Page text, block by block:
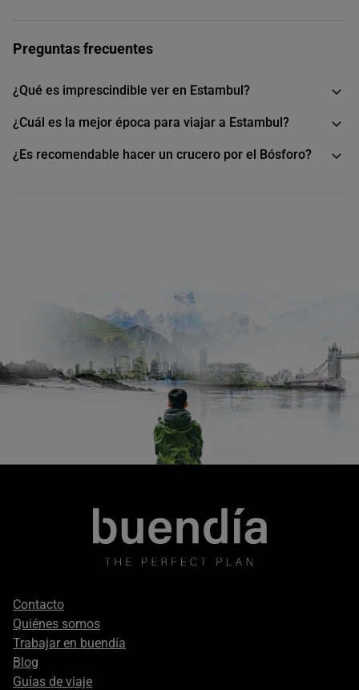
Preguntas frecuentes
¿Qué es imprescindible ver en Estambul?
¿Cuál es la mejor época para viajar a Estambul?
¿Es recomendable hacer un crucero por el Bósforo?
Footer
secondary
Contacto
Quiénes somos
Trabajar en buendía
Blog
Guías de viaje